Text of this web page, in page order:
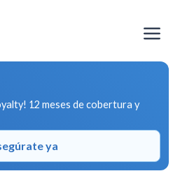
12 meses de cobertura y
ya